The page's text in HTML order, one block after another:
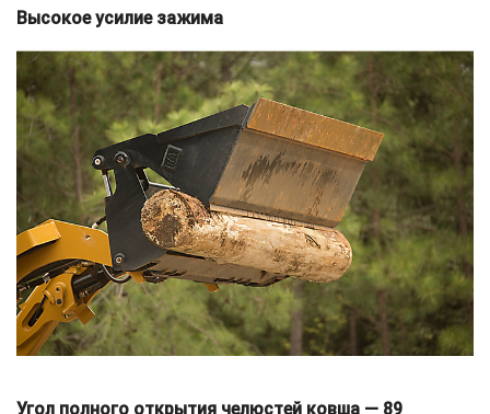
Высокое усилие зажима
Угол полного открытия челюстей ковша — 89